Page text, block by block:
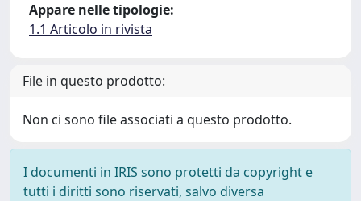
Appare nelle tipologie:
1.1 Articolo in rivista
File in questo prodotto:
Non ci sono file associati a questo prodotto.
I documenti in IRIS sono protetti da copyright e
tutti i diritti sono riservati, salvo diversa